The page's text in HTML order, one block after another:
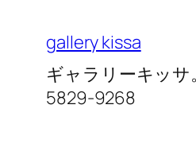
gallery kissa
ギャラリーキッサ
5829-9268